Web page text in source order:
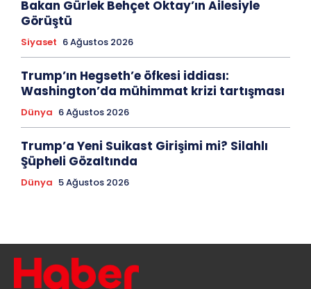
Bakan Gürlek Behçet Oktay’ın Ailesiyle
Görüştü
Siyaset 6 Ağustos 2026
Trump’ın Hegseth’e öfkesi iddiası:
Washington’da mühimmat krizi tartışması
Dünya 6 Ağustos 2026
Trump’a Yeni Suikast Girişimi mi? Silahlı
Şüpheli Gözaltında
Dünya 5 Ağustos 2026